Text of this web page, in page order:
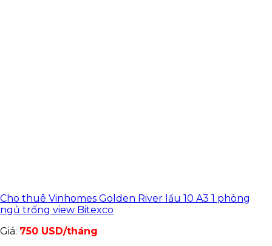
Cho thuê Vinhomes Golden River lầu 10 A3 1 phòng
ngủ trống view Bitexco
Giá: 750 USD/tháng